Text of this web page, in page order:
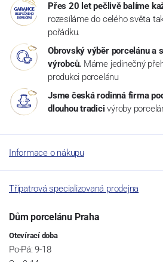
Přes 20 let pečlivě balíme
rozesíláme do celého světa
pořádku.
Obrovský výběr porcelánu a
výrobců. Máme jedinečný
produkci porcelánu
Jsme česká rodinná firma
dlouhou tradici výroby
Informace o nákupu
Třípatrová specializovaná prodejna
Dům porcelánu Praha
Otevírací doba
Po-Pá: 9-18